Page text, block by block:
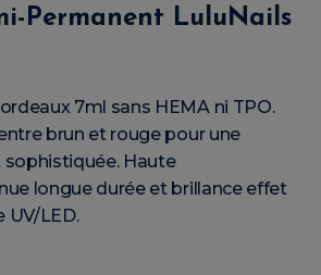
Permanent LuluNails
7ml sans HEMA ni TPO.
brun et rouge pour une
sophistiquée. Haute
longue durée et brillance effet
UV/LED.